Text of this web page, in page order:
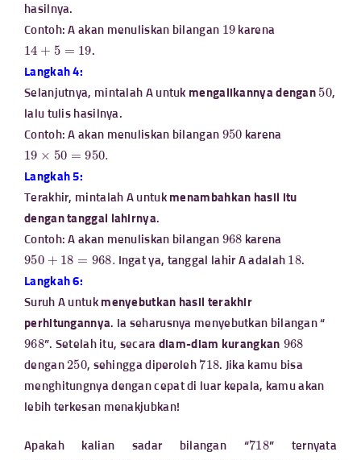
hasilnya.
Contoh: A akan menuliskan bilangan 19karena
14 + 5= 19
.
Langkah 4:
Selanjutnya, mintalah A untuk mengalikannya dengan 50,
lalu tulis hasilnya.
Contoh: A akan menuliskan bilangan 950karena
19 50= 950.
Langkah 5:
Terakhir, mintalah A untuk menambahkan hasil itu
dengan tanggal lahirnya.
Contoh: A akan menuliskan bilangan 968karena
950 + 18 968. Ingat ya, tanggal lahir A adalah 18.
Langkah 6:
Suruh A untuk menyebutkan hasil terakhir
perhitungannya. Ia seharusnya menyebutkan bilangan “
968”. Setelah itu, secara diam-diam kurangkan 968
dengan 250, sehingga diperoleh 718. Jika kamu bisa
menghitungnya dengan cepat di luar kepala, kamu akan
lebih terkesan menakjubkan!
Apakah kalian sadar bilangan “718” ternyata